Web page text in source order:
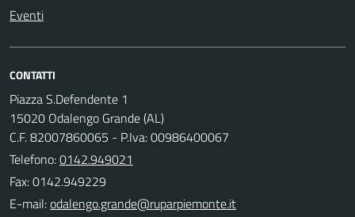
Eventi
CONTATTI
Piazza S.Defendente 1
15020 Odalengo Grande (AL)
C.F. 82007860065 - P.Iva: 00986400067
Telefono:0142.949021
Fax: 0142.949229
E-mail: